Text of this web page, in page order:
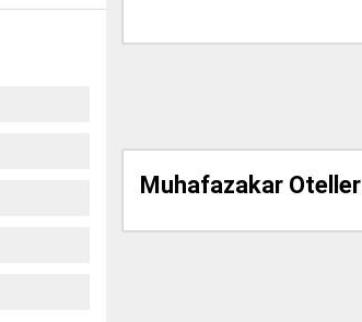
Muhafazakar Oteller